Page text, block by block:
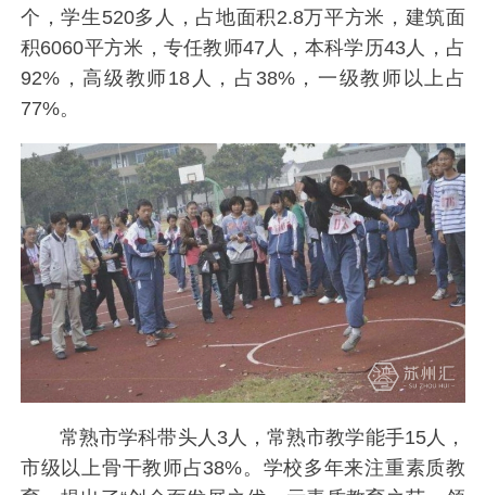
个，学生520多人，占地面积2.8万平方米，建筑面
积6060平方米，专任教师47人，本科学历43人，占
92%，高级教师18人，占38%，一级教师以上占
77%。
常熟市学科带头人3人，常熟市教学能手15人，
市级以上骨干教师占38%。学校多年来注重素质教